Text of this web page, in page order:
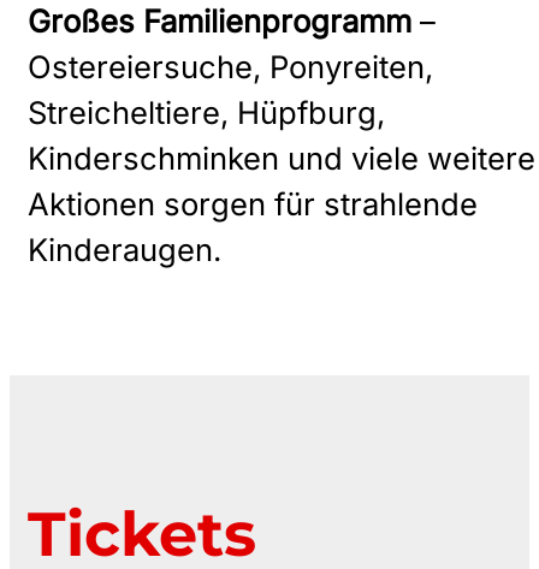
Großes Familienprogramm –
Ostereiersuche, Ponyreiten,
Streicheltiere, Hüpfburg,
Kinderschminken und viele weitere
Aktionen sorgen für strahlende
Kinderaugen.
Tickets